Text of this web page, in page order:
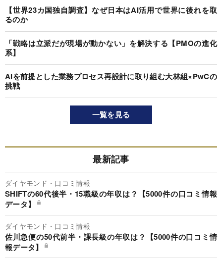
【世界23カ国独自調査】なぜ日本はAI活用で世界に後れを取
るのか
「戦略は立派だが現場が動かない」を解決する【PMOの進化
系】
AIを前提とした業務プロセス再設計に取り組む大林組×PwCの
挑戦
一覧を見る
最新記事
ダイヤモンド・口コミ情報
SHIFTの60代後半・15職級の年収は？【5000件の口コミ情報
データ】
ダイヤモンド・口コミ情報
佐川急便の50代前半・課長級の年収は？【5000件の口コミ情
報データ】